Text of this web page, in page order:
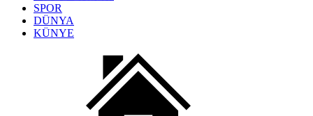
SPOR
DÜNYA
KÜNYE